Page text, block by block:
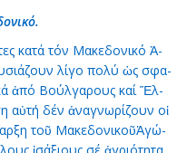
κα­τά τόν Μα­κε­δο­νι­κό Ἀ­
λί­γο πο­λύ ὡς σφα­
ἀ­πό Βούλ­γα­ρους καί Ἕλ­
αὐ­τή δέν ἀ­να­γνω­ρί­ζουν οἱ
τοῦ Μα­κε­δο­νι­κοῦἈ­γώ­
ἰ­σά­ξιους σέ ἀ­γρι­ό­τη­τα.